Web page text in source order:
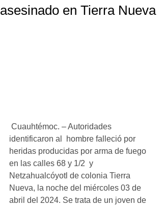
asesinado en Tierra Nueva
Cuauhtémoc. – Autoridades
identificaron al  hombre falleció por
heridas producidas por arma de fuego
en las calles 68 y 1/2  y
Netzahualcóyotl de colonia Tierra
Nueva, la noche del miércoles 03 de
abril del 2024. Se trata de un joven de